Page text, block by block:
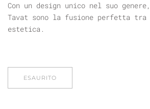
Con un design unico nel suo
Tavat sono la fusione perfetta tra
estetica.
ESAURITO